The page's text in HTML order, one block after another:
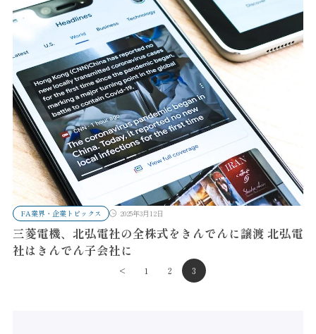
FA業界・企業トピックス 2025年3月12日
三菱電機、北弘電社の全株式をきんでんに譲渡 北弘電
社はきんでん子会社に
< 1 2 3